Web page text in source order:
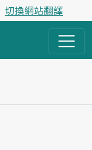
切換網站翻譯